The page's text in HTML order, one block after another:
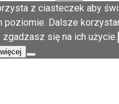
z ciasteczek aby
poziomie. Dalsze
zgadzasz się na ich użycie.